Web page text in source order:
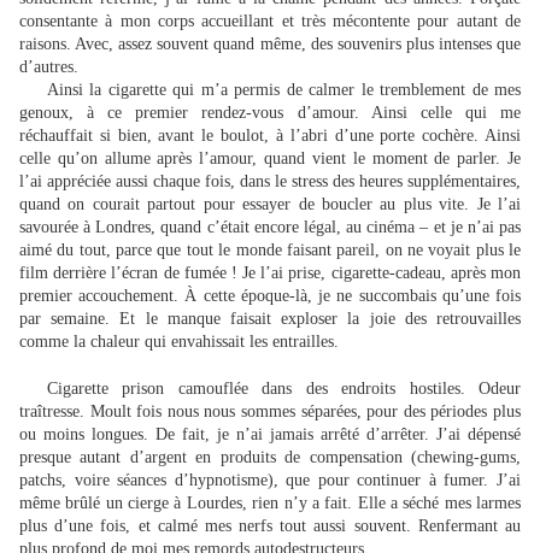
consentante à mon corps accueillant et très mécontente pour autant de
raisons. Avec, assez souvent quand même, des souvenirs plus intenses que
d’autres.
Ainsi la cigarette qui m’a permis de calmer le tremblement de mes
genoux, à ce premier rendez-vous d’amour. Ainsi celle qui me
réchauffait si bien, avant le boulot, à l’abri d’une porte cochère. Ainsi
celle qu’on allume après l’amour, quand vient le moment de parler. Je
l’ai appréciée aussi chaque fois, dans le stress des heures supplémentaires,
quand on courait partout pour essayer de boucler au plus vite. Je l’ai
savourée à Londres, quand c’était encore légal, au cinéma – et je n’ai pas
aimé du tout, parce que tout le monde faisant pareil, on ne voyait plus le
film derrière l’écran de fumée ! Je l’ai prise, cigarette-cadeau, après mon
premier accouchement. À cette époque-là, je ne succombais qu’une fois
par semaine. Et le manque faisait exploser la joie des retrouvailles
comme la chaleur qui envahissait les entrailles.
Cigarette prison camouflée dans des endroits hostiles. Odeur
traîtresse. Moult fois nous nous sommes séparées, pour des périodes plus
ou moins longues. De fait, je n’ai jamais arrêté d’arrêter. J’ai dépensé
presque autant d’argent en produits de compensation (chewing-gums,
patchs, voire séances d’hypnotisme), que pour continuer à fumer. J’ai
même brûlé un cierge à Lourdes, rien n’y a fait. Elle a séché mes larmes
plus d’une fois, et calmé mes nerfs tout aussi souvent. Renfermant au
plus profond de moi mes remords autodestructeurs.